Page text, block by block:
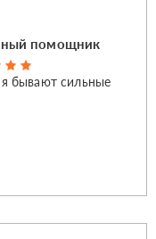
помощник
бывают сильные